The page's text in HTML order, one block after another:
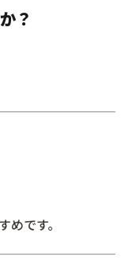
？
です。